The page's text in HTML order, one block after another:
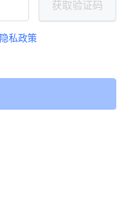
获取验证码
隐私政策